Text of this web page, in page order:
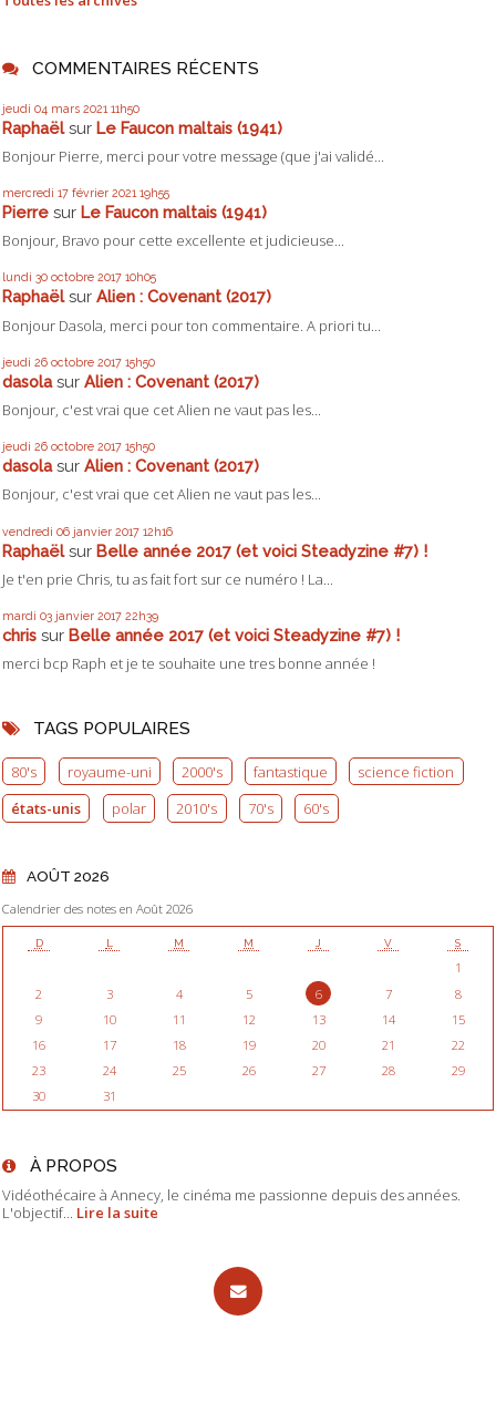
COMMENTAIRES RÉCENTS
jeudi 04 mars 2021 11h50
Raphaëlsur Le Faucon maltais (1941)
Bonjour Pierre, merci pour votre message (que j'ai validé...
mercredi 17 février 2021 19h55
Pierre sur Le Faucon maltais (1941)
Bonjour, Bravo pour cette excellente et judicieuse...
lundi 30 octobre 2017 10h05
Raphaëlsur Alien : Covenant (2017)
Bonjour Dasola, merci pour ton commentaire. A priori tu...
jeudi 26 octobre 2017 15h50
dasolasur Alien : Covenant (2017)
Bonjour, c'est vrai que cet Alien ne vaut pas les...
jeudi 26 octobre 2017 15h50
dasolasur Alien : Covenant (2017)
Bonjour, c'est vrai que cet Alien ne vaut pas les...
vendredi 06 janvier 2017 12h16
Raphaëlsur Belle année 2017 (et voici Steadyzine #7) !
Je t'en prie Chris, tu as fait fort sur ce numéro ! La...
mardi 03 janvier 2017 22h39
chris sur Belle année 2017 (et voici Steadyzine #7) !
merci bcp Raph et je te souhaite une tres bonne année !
TAGS POPULAIRES
80's royaume-uni 2000's fantastique
science fiction
états-unis
polar 2010's 70's 60's
AOÛT 2026
Calendrier des notes en Août 2026
D L M M J V S
1
2
3 4 5 6 7
8
9
10 11 12 13 14
15
16
17 18 19 20 21
22
23
24 25 26 27 28
29
30
31
À PROPOS
Vidéothécaire à Annecy, le cinéma me passionne depuis des années.
L'objectif... Lire la suite